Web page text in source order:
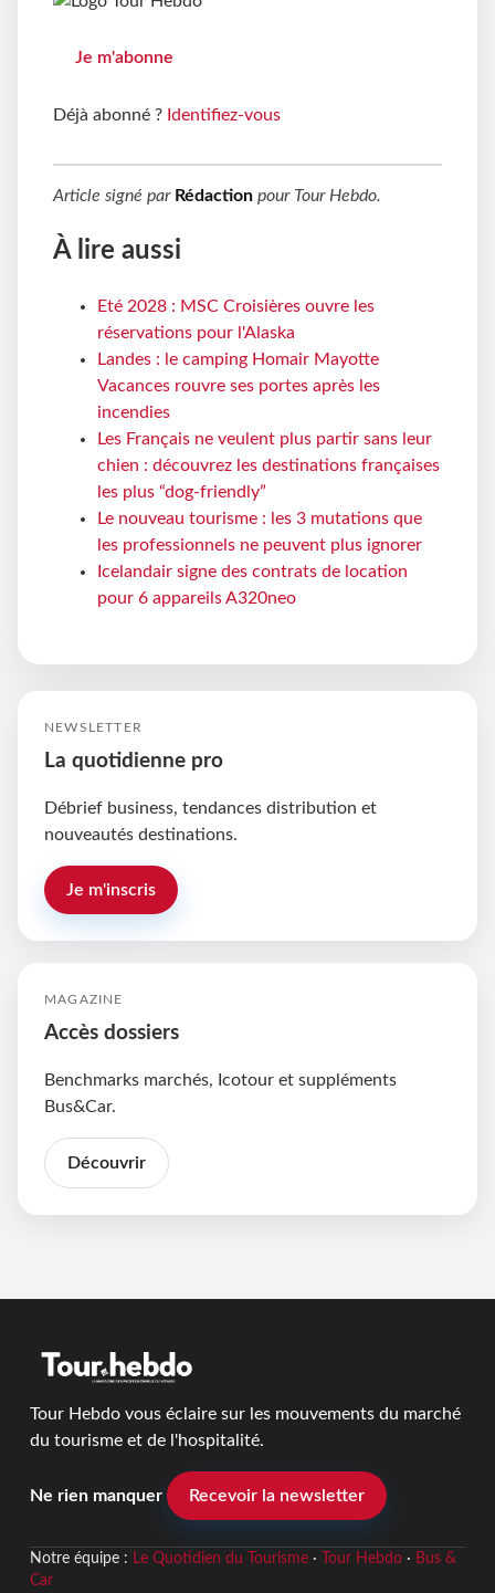
Je m'abonne
Déjà abonné ? Identifiez-vous
Article signé par Rédaction pour Tour Hebdo.
À lire aussi
Eté 2028 : MSC Croisières ouvre les
réservations pour l'Alaska
Landes : le camping Homair Mayotte
Vacances rouvre ses portes après les
incendies
Les Français ne veulent plus partir sans leur
chien : découvrez les destinations françaises
les plus “dog-friendly”
Le nouveau tourisme : les 3 mutations que
les professionnels ne peuvent plus ignorer
Icelandair signe des contrats de location
pour 6 appareils A320neo
NEWSLETTER
La quotidienne pro
Débrief business, tendances distribution et
nouveautés destinations.
Je m'inscris
MAGAZINE
Accès dossiers
Benchmarks marchés, Icotour et suppléments
Bus&Car.
Découvrir
Tour Hebdo vous éclaire sur les mouvements du marché
du tourisme et de l'hospitalité.
Ne rien manquer Recevoir la newsletter
Notre équipe : Le Quotidien du Tourisme· Tour Hebdo· Bus &
Car